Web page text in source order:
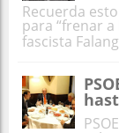
Recuerda
para “frenar
fascista